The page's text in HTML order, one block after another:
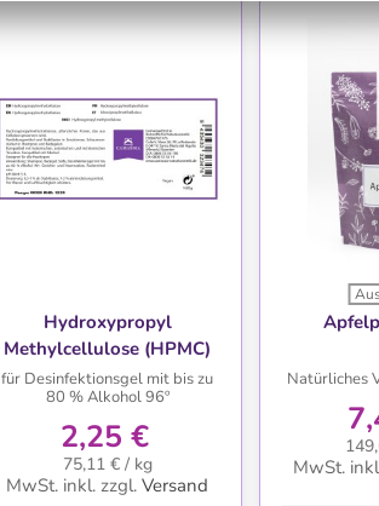
Hydroxypropyl
Methylcellulose (HPMC)
für Desinfektionsgel mit bis zu
80 % Alkohol 96º
2,25 €
75,11 € / kg
MwSt. inkl. zzgl. Versand
Natürliches
MwSt.